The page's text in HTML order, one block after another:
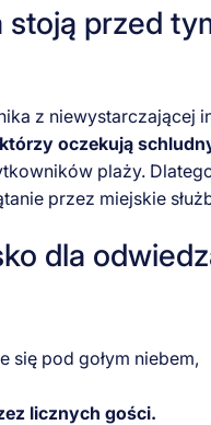
stoją przed
z niewystarczającej
oczekują
plaży.
przez miejskie
dla
pod gołym niebem,
licznych gości.